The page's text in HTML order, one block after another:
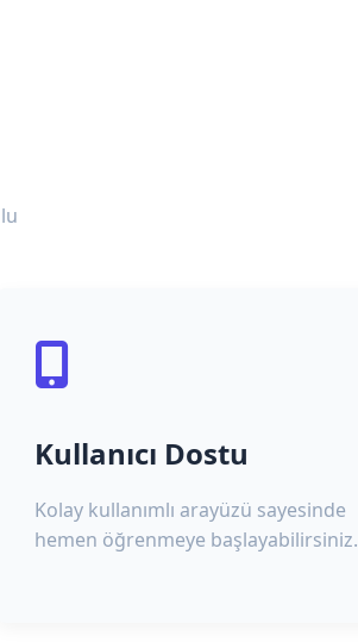
Kullanıcı Dostu
Kolay kullanımlı arayüzü sayesinde
hemen öğrenmeye başlayabilirsiniz.